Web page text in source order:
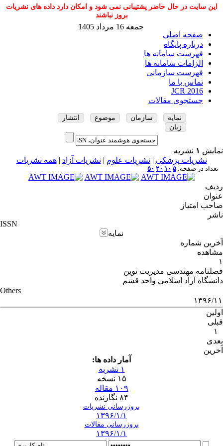
این سایت در حال حاضر پشتیبانی نمی شود و امکان دارد داده های نشریات
بروز نباشند
صفحه اصلی
درباره پایگاه
فهرست سامانه ها
الزامات سامانه ها
فهرست سازمانی
تماس با ما
JCR 2016
جستجوی مقالات
جمعه 16 مرداد 1405
نمایه سازمان موضوع
انتشار
زبان
نمایش ۱ نشریه
نشریات پزشکی | نشریات علوم | نشریات آزاد |همه نشریات
تعداد در صفحه: ۵ ۱۰ ۲۰ ۵۰
ردیف
عنوان
صاحب امتیاز
ناشر
ISSN
نمایه
آخرین شماره
مشاهده
۱
فصلنامه مهندسی مدیریت نوین
دانشگاه آزاد اسلامی واحد قشم
Others
۱۳۹۶/۱۱
اولین
قبلی
۱
بعدی
آخرین
آمار داده ها:
۱ نشریه
۱۵ نسخه
۱۰۹ مقاله
۸۴ نگارنده
بروزرسانی نشریات
۱۳۹۶/۱/۱
بروزرسانی مقالات
۱۳۹۶/۱/۱